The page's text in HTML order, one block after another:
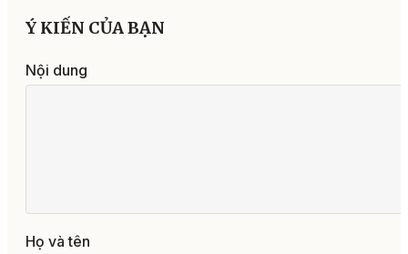
Ý KIẾN CỦA BẠN
Nội dung
Họ và tên